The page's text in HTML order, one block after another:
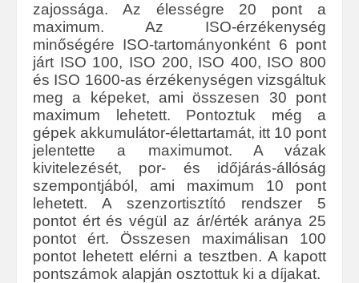
zajossága. Az élességre 20 pont a
maximum. Az ISO-érzékenység
minőségére ISO-tartományonként 6 pont
járt ISO 100, ISO 200, ISO 400, ISO 800
és ISO 1600-as érzékenységen vizsgáltuk
meg a képeket, ami összesen 30 pont
maximum lehetett. Pontoztuk még a
gépek akkumulátor-élettartamát, itt 10 pont
jelentette a maximumot. A vázak
kivitelezését, por- és időjárás-állóság
szempontjából, ami maximum 10 pont
lehetett. A szenzortisztító rendszer 5
pontot ért és végül az ár/érték aránya 25
pontot ért. Összesen maximálisan 100
pontot lehetett elérni a tesztben. A kapott
pontszámok alapján osztottuk ki a díjakat.